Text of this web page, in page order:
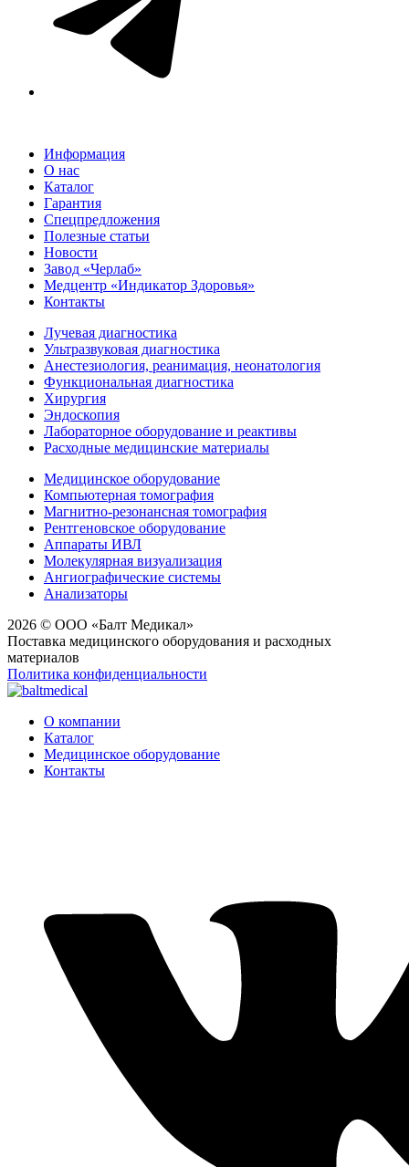
Информация
О нас
Каталог
Гарантия
Спецпредложения
Полезные статьи
Новости
Завод «Черлаб»
Медцентр «Индикатор Здоровья»
Контакты
Лучевая диагностика
Ультразвуковая диагностика
Анестезиология, реанимация, неонатология
Функциональная диагностика
Хирургия
Эндоскопия
Лабораторное оборудование и реактивы
Расходные медицинские материалы
Медицинское оборудование
Компьютерная томография
Магнитно-резонансная томография
Рентгеновское оборудование
Аппараты ИВЛ
Молекулярная визуализация
Ангиографические системы
Анализаторы
2026 © ООО «Балт Медикал»
Поставка медицинского оборудования и расходных
материалов
Политика конфиденциальности
О компании
Каталог
Медицинское оборудование
Контакты